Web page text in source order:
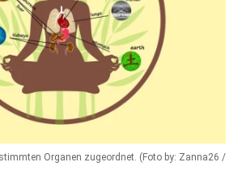
Organen zugeordnet. (Foto by: Zanna26 /